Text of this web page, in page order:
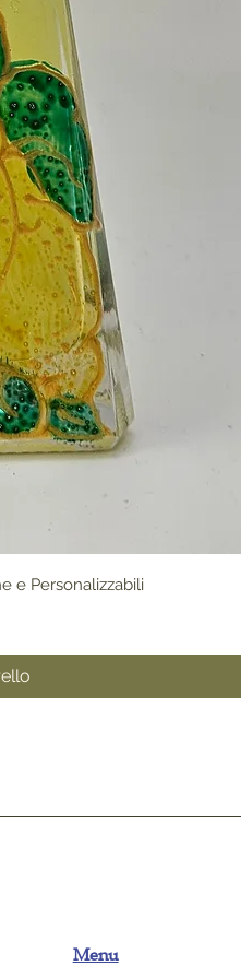
e Personalizzabili
Menu